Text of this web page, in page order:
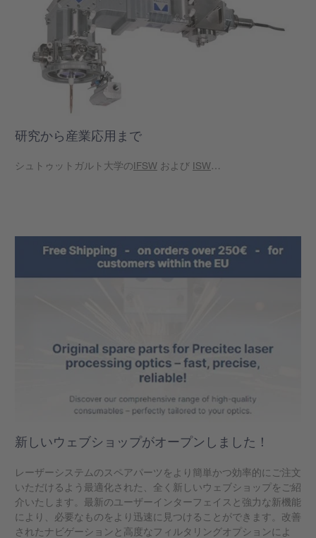
研究から産業応用まで
シュトゥットガルト大学のIFSW および ISW…
新しいウェブショップがオープンしました！
レーザーシステムのスペアパーツをより簡単かつ効率的にご注文
いただけるよう最適化された、全く新しいウェブショップをご紹
介いたします。最新のユーザーインターフェイスと強力な新機能
により、必要なものをより迅速に見つけることができます。改善
されたナビゲーションと高度なフィルタリングオプションによ